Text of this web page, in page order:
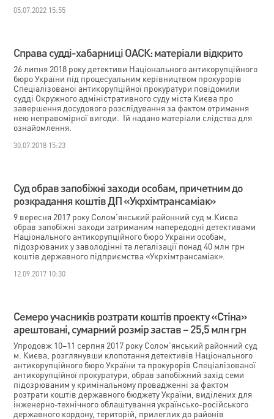
05.07.2022 15:55
Справа судді-хабарниці ОАСК: матеріали відкрито
26 липня 2018 року детективи Національного антикорупційного
бюро України під процесуальним керівництвом прокурорів
Спеціалізованої антикорупційної прокуратури повідомили
судді Окружного адміністративного суду міста Києва про
завершення досудового розслідування за фактом отримання
нею неправомірної вигоди. Їй надано матеріали слідства для
ознайомлення.
30.07.2018 15:23
Суд обрав запобіжні заходи особам, причетним до
розкрадання коштів ДП «Укрхімтрансаміак»
9 вересня 2017 року Солом’янський районний суд м.Києва
обрав запобіжні заходи затриманим напередодні детективами
Національного антикорупційного бюро України особам,
підозрюваних у заволодінні та легалізації понад 40 млн грн
коштів державного підприємства «Укрхімтрансаміак».
12.09.2017 10:30
Семеро учасників розтрати коштів проекту «Стіна»
арештовані, сумарний розмір застав – 25,5 млн грн
Упродовж 10–11 серпня 2017 року Солом’янський районний суд
м. Києва, розглянувши клопотання детективів Національного
антикорупційного бюро України та прокурорів Спеціалізованої
антикорупційної прокуратури, обрав запобіжний захід семи
підозрюваним у кримінальному провадженні за фактом
розтрати коштів державного бюджету України, виділених для
інженерно-технічного облаштування українсько-російського
державного кордону, територій, прилеглих до районів